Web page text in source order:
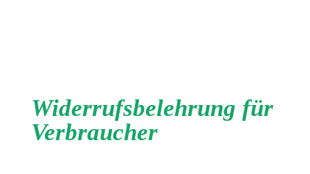
Widerrufsbelehrung für
Verbraucher